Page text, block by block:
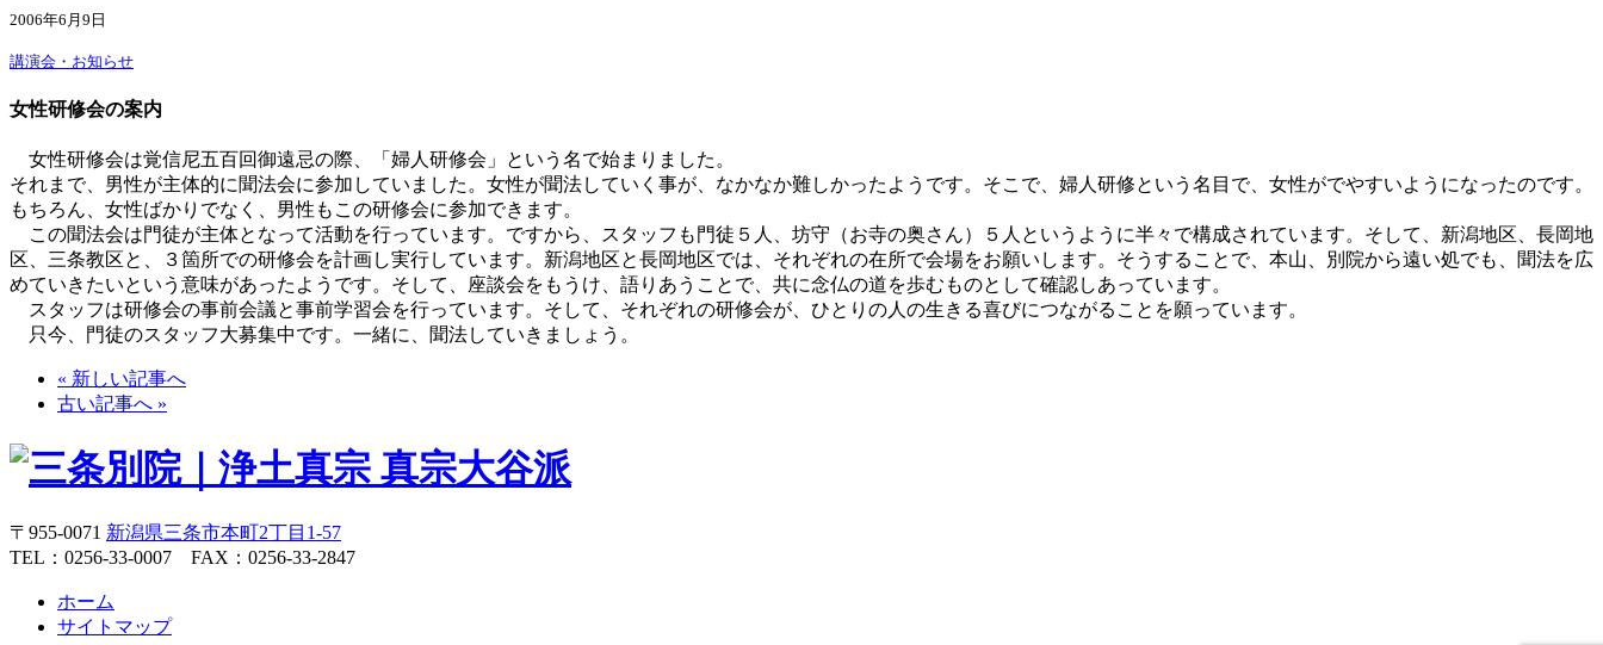
2006年6月9日
講演会・お知らせ
女性研修会の案内
女性研修会は覚信尼五百回御遠忌の際、「婦人研修会」という名で始まりました。
それまで、男性が主体的に聞法会に参加していました。女性が聞法していく事が、なかなか難しかったようです。そこで、婦人研修という名目で、女性がでやすいようになったのです。
もちろん、女性ばかりでなく、男性もこの研修会に参加できます。
この聞法会は門徒が主体となって活動を行っています。ですから、スタッフも門徒５人、坊守（お寺の奥さん）５人というように半々で構成されています。そして、新潟地区、長岡地
区、三条教区と、３箇所での研修会を計画し実行しています。新潟地区と長岡地区では、それぞれの在所で会場をお願いします。そうすることで、本山、別院から遠い処でも、聞法を広
めていきたいという意味があったようです。そして、座談会をもうけ、語りあうことで、共に念仏の道を歩むものとして確認しあっています。
スタッフは研修会の事前会議と事前学習会を行っています。そして、それぞれの研修会が、ひとりの人の生きる喜びにつながることを願っています。
只今、門徒のスタッフ大募集中です。一緒に、聞法していきましょう。
« 新しい記事へ
古い記事へ »
〒955-0071 新潟県三条市本町2丁目1-57
TEL：0256-33-0007 FAX：0256-33-2847
ホーム
サイトマップ